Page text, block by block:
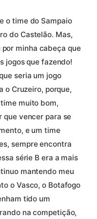
o time do Sampaio
do Castelão. Mas,
minha cabeça que
jogos que fazendo!
seria um jogo
o Cruzeiro, porque,
muito bom,
que vencer para se
e um time
sempre encontra
série B era a mais
mantendo meu
o Vasco, o Botafogo
tido um
na competição,